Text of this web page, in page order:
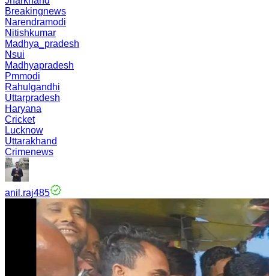
Breakingnews
Narendramodi
Nitishkumar
Madhya_pradesh
Nsui
Madhyapradesh
Pmmodi
Rahulgandhi
Uttarpradesh
Haryana
Cricket
Lucknow
Uttarakhand
Crimenews
anil.raj485